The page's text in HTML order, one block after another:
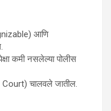
आणि
कमी नसलेल्या पोलीस
Court) चालवले जातील.